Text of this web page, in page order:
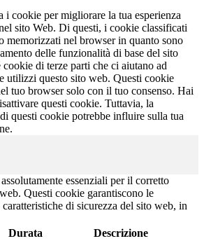
i cookie per migliorare la tua esperienza
sito Web. Di questi, i cookie classificati
memorizzati nel browser in quanto sono
delle funzionalità di base del sito
di terze parti che ci aiutano ad
utilizzi questo sito web. Questi cookie
tuo browser solo con il tuo consenso. Hai
questi cookie. Tuttavia, la
questi cookie potrebbe influire sulla tua
essenziali per il corretto
Questi cookie garantiscono le
di sicurezza del sito web, in
Durata Descrizione